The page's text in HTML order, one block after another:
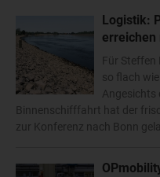
Logistik:
erreichen
Für Steffen
so flach
Angesichts
Binnenschifffahrt hat der
zur Konferenz nach Bonn